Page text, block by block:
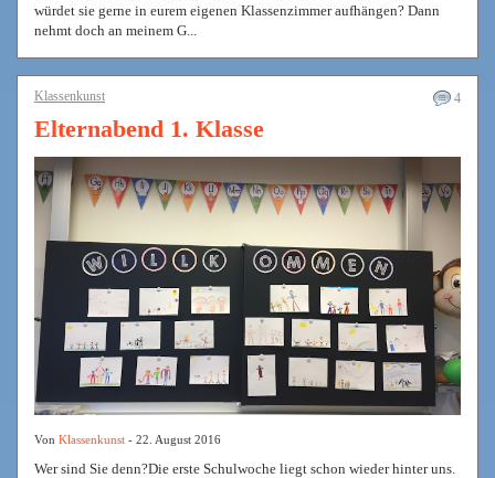
würdet sie gerne in eurem eigenen Klassenzimmer aufhängen? Dann
nehmt doch an meinem G...
4
Klassenkunst
Elternabend 1. Klasse
Von Klassenkunst - 22. August 2016
Wer sind Sie denn?Die erste Schulwoche liegt schon wieder hinter uns.